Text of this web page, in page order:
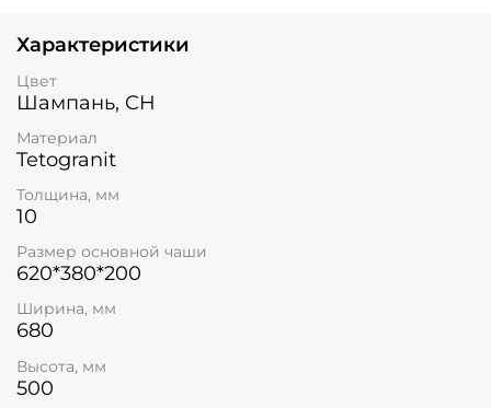
Характеристики
Цвет
Шампань, CH
Материал
Tetogranit
Толщина, мм
10
Размер основной чаши
620*380*200
Ширина, мм
680
Высота, мм
500